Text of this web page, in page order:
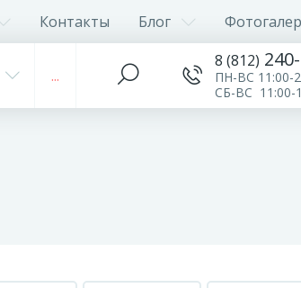
Контакты Блог
...
8 (812)
ПН-ВС 11:00-
СБ-ВС 11:00-